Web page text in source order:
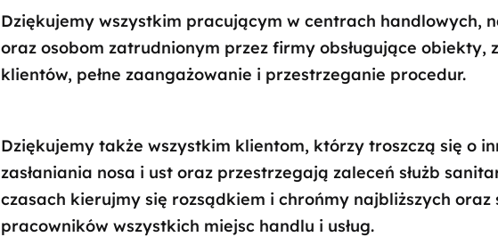
Dziękujemy wszystkim pracującym w centrach handlowych,
oraz osobom zatrudnionym przez firmy obsługujące obiekty,
klientów, pełne zaangażowanie i przestrzeganie procedur.
Dziękujemy także wszystkim klientom, którzy troszczą się o
zasłaniania nosa i ust oraz przestrzegają zaleceń służb
czasach kierujmy się rozsądkiem i chrońmy najbliższych oraz
pracowników wszystkich miejsc handlu i usług.